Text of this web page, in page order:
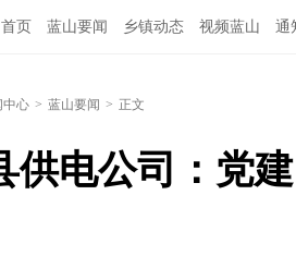
首页 蓝山要闻 乡镇动态 视频蓝山 通
中心 > 蓝山要闻 > 正文
供电公司：党